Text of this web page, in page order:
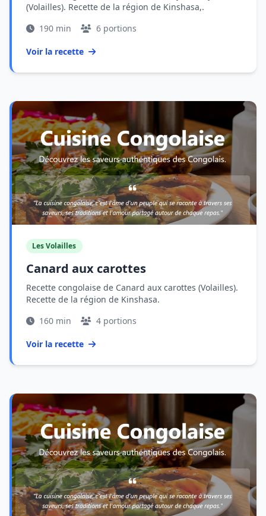
(Volailles). Recette de la région de Kinshasa,.
190 min
6 portions
Voir la recette
Les Volailles
Canard aux carottes
Recette congolaise de Canard aux carottes (Volailles).
Recette de la région de Kinshasa.
160 min
4 portions
Voir la recette